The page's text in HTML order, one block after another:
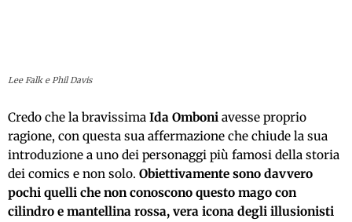
Lee Falk e Phil Davis
Credo che la bravissima Ida Omboni avesse proprio
ragione, con questa sua affermazione che chiude la sua
introduzione a uno dei personaggi più famosi della storia
dei comics e non solo. Obiettivamente sono davvero
pochi quelli che non conoscono questo mago con
cilindro e mantellina rossa, vera icona degli illusionisti